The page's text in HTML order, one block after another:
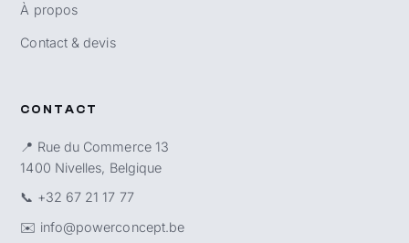
À propos
Contact & devis
CONTACT
📍 Rue du Commerce 13
1400 Nivelles, Belgique
📞 +32 67 21 17 77
✉️ info@powerconcept.be